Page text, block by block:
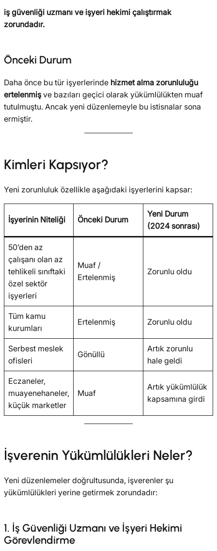
iş güvenliği uzmanı ve işyeri hekimi çalıştırmak
zorundadır.
Önceki Durum
Daha önce bu tür işyerlerinde hizmet alma zorunluluğu
ertelenmişve bazıları geçici olarak yükümlülükten muaf
tutulmuştu. Ancak yeni düzenlemeyle bu istisnalar sona
ermiştir.
Kimleri Kapsıyor?
Yeni zorunluluk özellikle aşağıdaki işyerlerini kapsar:
İşyerinin Niteliği Önceki Durum
Yeni Durum
(2024 sonrası)
50’den az
çalışanı olan az
tehlikeli sınıftaki
özel sektör
işyerleri
Muaf /
Ertelenmiş
Zorunlu oldu
Tüm kamu
kurumları
Ertelenmiş Zorunlu oldu
Serbest meslek
ofisleri
Gönüllü
Artık zorunlu
hale geldi
Eczaneler,
muayenehaneler,
küçük marketler
Muaf
Artık yükümlülük
kapsamına girdi
İşverenin Yükümlülükleri Neler?
Yeni düzenlemeler doğrultusunda, işverenler şu
yükümlülükleri yerine getirmek zorundadır:
1. İş Güvenliği Uzmanı ve İşyeri Hekimi
Görevlendirme